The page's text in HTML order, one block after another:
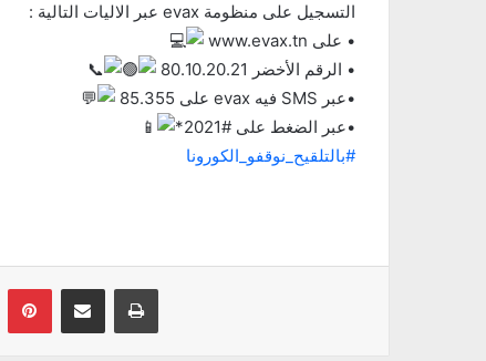
التسجيل على منظومة evax عبر الاليات التالية :
• على ⁦www.‪evax.tn‬⁩
‏• الرقم الأخضر 80.10.20.21
‏•عبر SMS فيه evax على 85.355
‏•عبر الضغط على #2021*
#بالتلقيح_نوقفو_الكورونا
Pinterest Partager par email Imprimer